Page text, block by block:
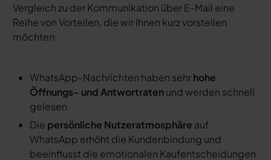
Vergleich zu der Kommunikation über E-Mail eine
Reihe von Vorteilen, die wir Ihnen kurz vorstellen
möchten:
WhatsApp-Nachrichten haben sehrhohe
Öffnungs- und Antwortratenund werden schnell
gelesen.
Die persönliche Nutzeratmosphäre auf
WhatsApp erhöht die Kundenbindung und
beeinflusst die emotionalen Kaufentscheidungen